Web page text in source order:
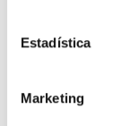
Estadística
Marketing